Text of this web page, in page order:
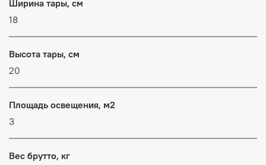
Ширина тары, см
18
Высота тары, см
20
Площадь освещения, м2
3
Вес брутто, кг